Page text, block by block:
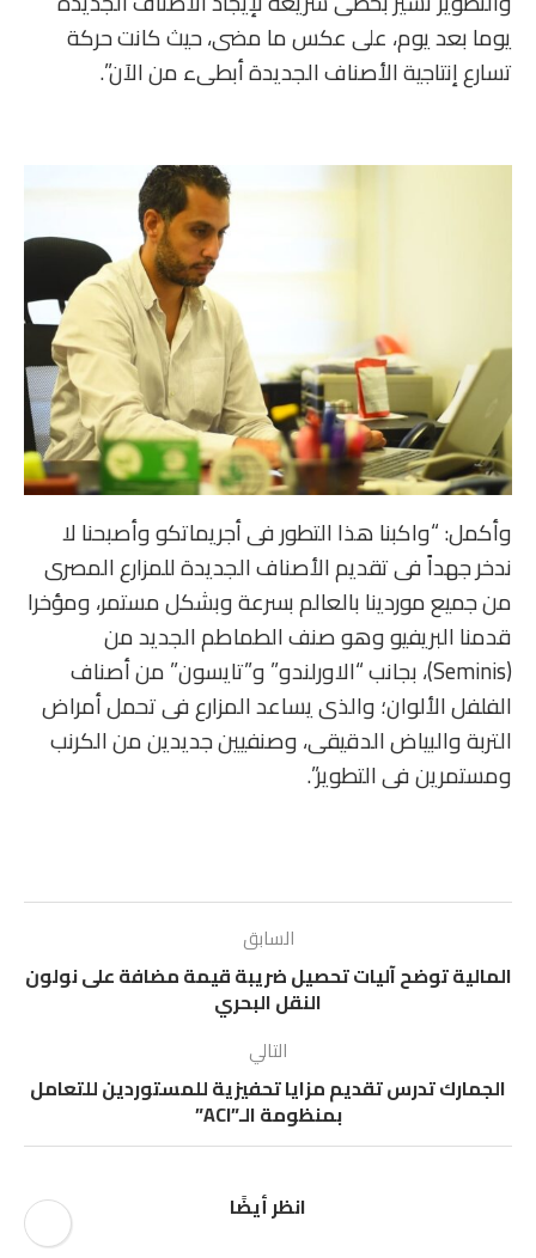
يوما بعد يوم، على عكس ما مضى، حيث كانت حركة
تسارع إنتاجية الأصناف الجديدة أبطىء من الآن”.
وأكمل: “واكبنا هذا التطور فى أجريماتكو وأصبحنا لا
ندخر جهداً فى تقديم الأصناف الجديدة للمزارع المصرى
من جميع موردينا بالعالم بسرعة وبشكل مستمر، ومؤخرا
قدمنا البريفيو وهو صنف الطماطم الجديد من
(Seminis)، بجانب “الاورلندو” و”تايسون” من أصناف
الفلفل الألوان؛ والذى يساعد المزارع فى تحمل أمراض
التربة والبياض الدقيقى، وصنفيين جديدين من الكرنب
ومستمرين فى التطوير”.
السابق
المالية توضح آليات تحصيل ضريبة قيمة مضافة على نولون
النقل البحري
التالي
الجمارك تدرس تقديم مزايا تحفيزية للمستوردين للتعامل
بمنظومة الـ”ACI”
انظر أيضًا